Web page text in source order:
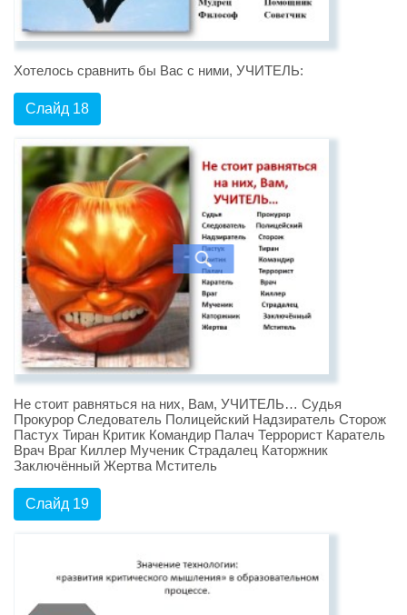
Хотелось сравнить бы Вас с ними, УЧИТЕЛЬ:
Слайд 18
Не стоит равняться на них, Вам, УЧИТЕЛЬ… Судья
Прокурор Следователь Полицейский Надзиратель Сторож
Пастух Тиран Критик Командир Палач Террорист Каратель
Врач Враг Киллер Мученик Страдалец Каторжник
Заключённый Жертва Мститель
Слайд 19